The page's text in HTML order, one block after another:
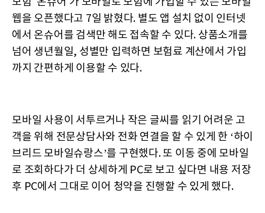
웹을 오픈했다고 7일 밝혔다. 별도 앱 설치 없이 인터넷
에서 온슈어를 검색만 해도 접속할 수 있다. 상품소개를
넘어 생년월일, 성별만 입력하면 보험료 계산에서 가입
까지 간편하게 이용할 수 있다.
모바일 사용이 서투르거나 작은 글씨를 읽기 어려운 고
객을 위해 전문상담사와 전화 연결을 할 수 있게 한 ‘하이
브리드 모바일슈랑스’를 구현했다. 또 이동 중에 모바일
로 조회하다가 더 상세하게 PC로 보고 싶다면 내용 저장
후 PC에서 그대로 이어 청약을 진행할 수 있게 했다.